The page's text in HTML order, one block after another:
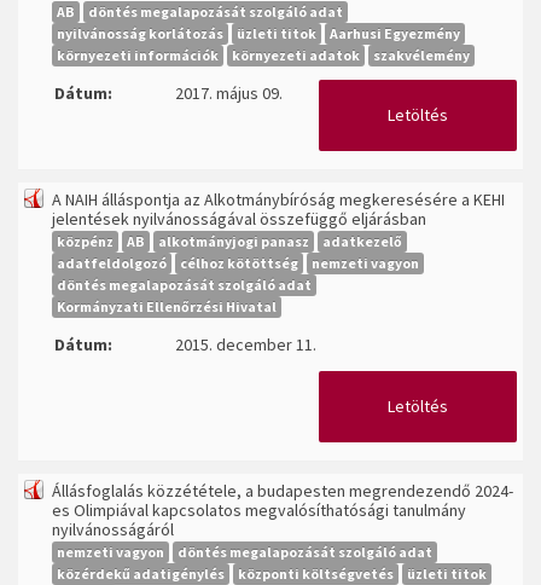
AB
döntés megalapozását szolgáló adat
nyilvánosság korlátozás
üzleti titok
Aarhusi Egyezmény
környezeti információk
környezeti adatok szakvélemény
Dátum:
2017. május 09.
Letöltés
A NAIH álláspontja az Alkotmánybíróság megkeresésére a KEHI
jelentések nyilvánosságával összefüggő eljárásban
közpénz AB alkotmányjogi panasz
adatkezelő
adatfeldolgozó
célhoz kötöttség
nemzeti vagyon
döntés megalapozását szolgáló adat
Kormányzati Ellenőrzési Hivatal
Dátum: 2015. december 11.
Letöltés
Állásfoglalás közzététele, a budapesten megrendezendő 2024-
es Olimpiával kapcsolatos megvalósíthatósági tanulmány
nyilvánosságáról
nemzeti vagyon
döntés megalapozását szolgáló adat
közérdekű adatigénylés
központi költségvetés
üzleti titok